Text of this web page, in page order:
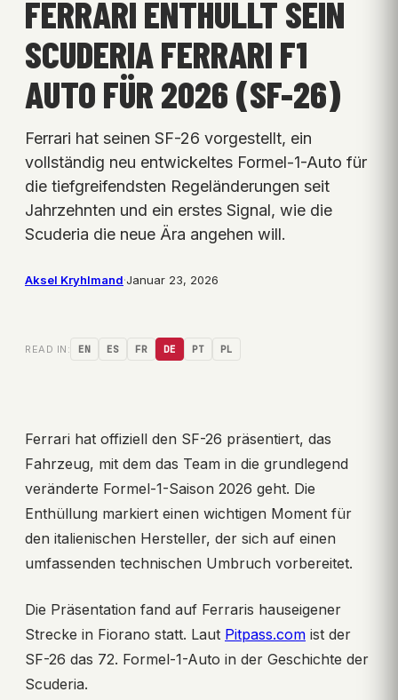
FERRARI ENTHÜLLT SEIN
SCUDERIA FERRARI F1
AUTO FÜR 2026 (SF-26)
Ferrari hat seinen SF-26 vorgestellt, ein
vollständig neu entwickeltes Formel-1-Auto für
die tiefgreifendsten Regeländerungen seit
Jahrzehnten und ein erstes Signal, wie die
Scuderia die neue Ära angehen will.
Aksel Kryhlmand·Januar 23, 2026
READ IN: EN ES FR DE PT PL
Ferrari hat offiziell den SF-26 präsentiert, das
Fahrzeug, mit dem das Team in die grundlegend
veränderte Formel-1-Saison 2026 geht. Die
Enthüllung markiert einen wichtigen Moment für
den italienischen Hersteller, der sich auf einen
umfassenden technischen Umbruch vorbereitet.
Die Präsentation fand auf Ferraris hauseigener
Strecke in Fiorano statt. Laut Pitpass.com ist der
SF-26 das 72. Formel-1-Auto in der Geschichte der
Scuderia.